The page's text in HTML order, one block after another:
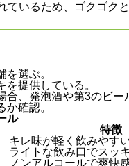
ているため、ゴクゴク
選ぶ。
提供している。
合、発泡酒や第3のビー
確認。
ル
特徴
キレ味が軽く飲みやす
ライトな飲み口でスッ
ノンアルコールで爽快